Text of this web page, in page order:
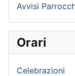
Avvisi
Orari
Celebrazioni